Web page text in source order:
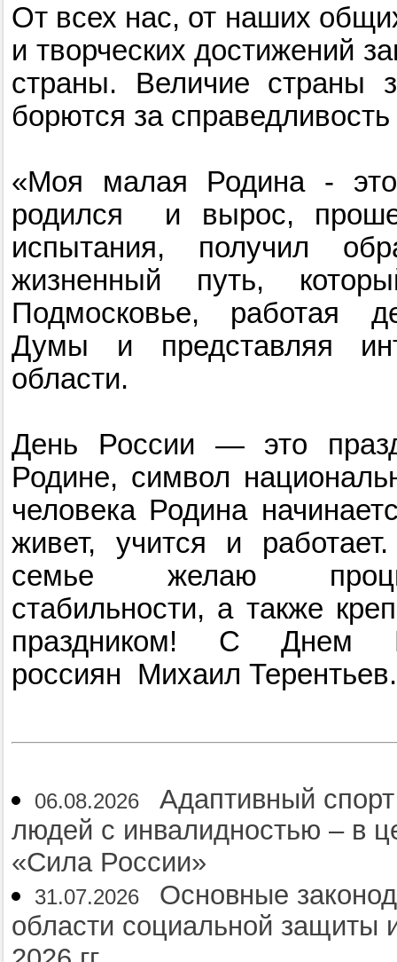
От всех нас, от наших
и творческих достижений
страны. Величие страны
борются за
«Моя малая Родина - это
родился и вырос,
испытания, получил
жизненный путь,
Подмосковье, работая
Думы и представляя
области.
День России — это
Родине, символ
человека Родина
живет, учится и
семье желаю
стабильности, а также
праздником! С Днем
россиян Михаил
06.08.2026 Адаптивный
людей с инвалидностью – в
«Сила России»
31.07.2026 Основные
области социальной защиты